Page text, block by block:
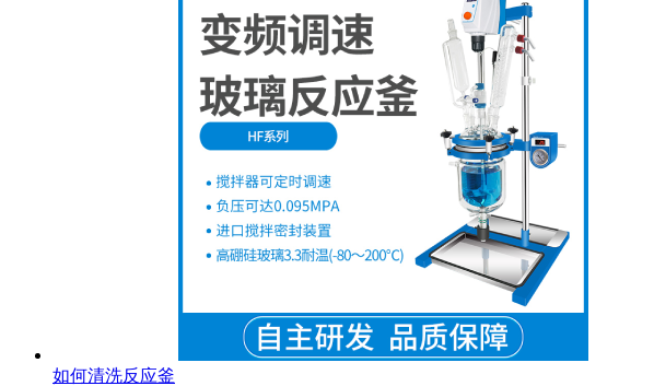
如何清洗反应釜